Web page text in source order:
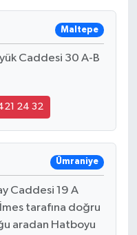
Maltepe
Caddesi 30 A-B
24 32
Ümraniye
Caddesi 19 A
tarafına doğru
aradan Hatboyu